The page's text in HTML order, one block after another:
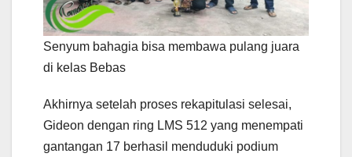
Senyum bahagia bisa membawa pulang juara
di kelas Bebas
Akhirnya setelah proses rekapitulasi selesai,
Gideon dengan ring LMS 512 yang menempati
gantangan 17 berhasil menduduki podium